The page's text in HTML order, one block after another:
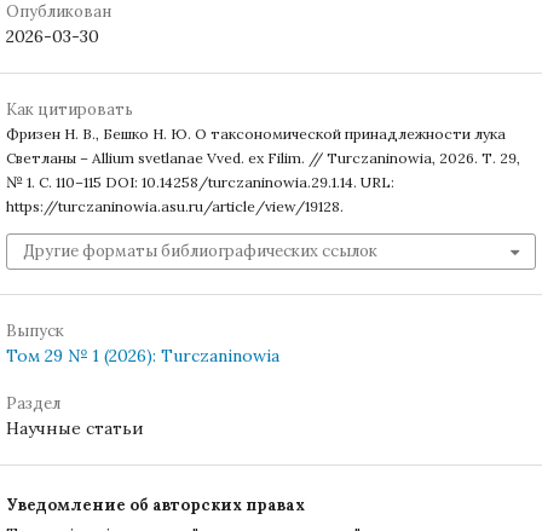
Опубликован
2026-03-30
Как цитировать
Фризен Н. В., Бешко Н. Ю. О таксономической принадлежности лука
Светланы – Allium svetlanae Vved. ex Filim. // Turczaninowia, 2026. Т. 29,
№ 1. С. 110–115 DOI: 10.14258/turczaninowia.29.1.14. URL:
https://turczaninowia.asu.ru/article/view/19128.
Другие форматы библиографических ссылок
Выпуск
Том 29 № 1 (2026): Turczaninowia
Раздел
Научные статьи
Уведомление об авторских правах